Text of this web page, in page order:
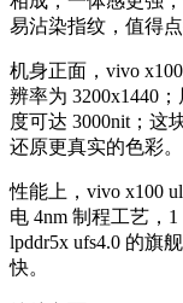
易沾染指纹，值得点
机身正面，vivo
辨率为 3200x1440
度可达 3000nit；这
还原更真实的色彩。
性能上，vivo x100
电 4nm 制程工艺，
lpddr5x ufs4.0 的旗
快。